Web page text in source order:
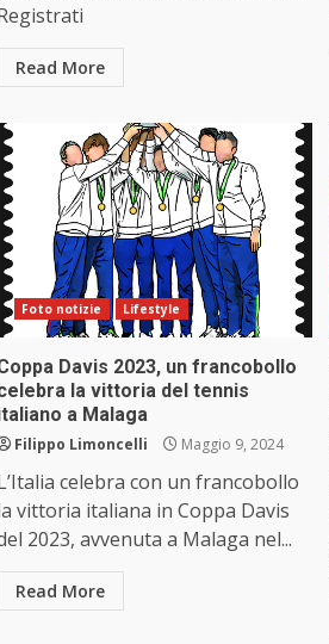
Read More
Foto notizie Lifestyle
Davis 2023, un francobollo
la vittoria del tennis
a Malaga
Filippo Limoncelli Maggio 9, 2024
celebra con un francobollo
vittoria italiana in Coppa Davis
2023, avvenuta a Malaga nel...
Read More